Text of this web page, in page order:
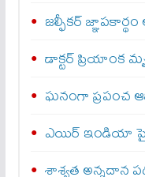
జల్ఫీకర్‌ జ్ఞాపకార్థం
డాక్టర్ ప్రియాంక
ఘనంగా ప్రపంచ
ఎయిర్‌ ఇండియా
శాశ్వత అన్నదాన